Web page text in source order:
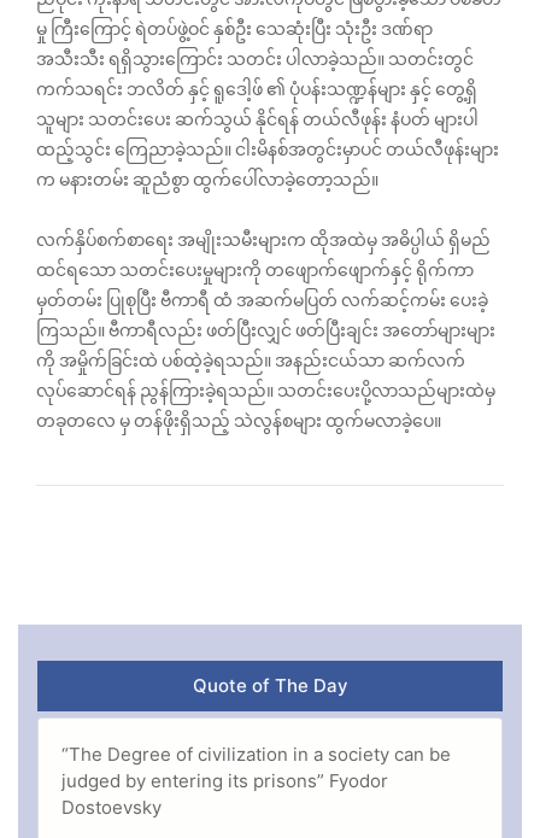
မှု ကြီးကြောင့် ရဲတပ်ဖွဲ့ဝင် နှစ်ဦး သေဆုံးပြီး သုံးဦး ဒဏ်ရာ
အသီးသီး ရရှိသွားကြောင်း သတင်း ပါလာခဲ့သည်။ သတင်းတွင်
ကက်သရင်း ဘလိတ် နှင့် ရူဒေါ့ဖ် ၏ ပုံပန်းသဏ္ဍန်များ နှင့် တွေ့ရှိ
သူများ သတင်းပေး ဆက်သွယ် နိုင်ရန် တယ်လီဖုန်း နံပတ် များပါ
ထည့်သွင်း ကြေညာခဲ့သည်။ ငါးမိနစ်အတွင်းမှာပင် တယ်လီဖုန်းများ
က မနားတမ်း ဆူညံစွာ ထွက်ပေါ်လာခဲ့တော့သည်။
လက်နှိပ်စက်စာရေး အမျိုးသမီးများက ထိုအထဲမှ အဓိပ္ပါယ် ရှိမည်
ထင်ရသော သတင်းပေးမှုများကို တဖျောက်ဖျောက်နှင့် ရိုက်ကာ
မှတ်တမ်း ပြုစုပြီး ဗီကာရီ ထံ အဆက်မပြတ် လက်ဆင့်ကမ်း ပေးခဲ့
ကြသည်။ ဗီကာရီလည်း ဖတ်ပြီးလျှင် ဖတ်ပြီးချင်း အတော်များများ
ကို အမှိုက်ခြင်းထဲ ပစ်ထဲ့ခဲ့ရသည်။ အနည်းငယ်သာ ဆက်လက်
လုပ်ဆောင်ရန် ညွန်ကြားခဲ့ရသည်။ သတင်းပေးပို့လာသည်များထဲမှ
တခုတလေ မှ တန်ဖိုးရှိသည့် သဲလွန်စများ ထွက်မလာခဲ့ပေ။
Quote of The Day
“The Degree of civilization in a society can be
judged by entering its prisons” Fyodor
Dostoevsky